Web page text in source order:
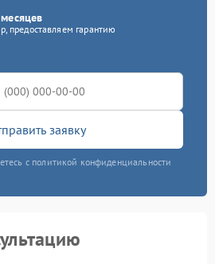
предоставляем гарантию
заявку
с политикой конфиденциальности